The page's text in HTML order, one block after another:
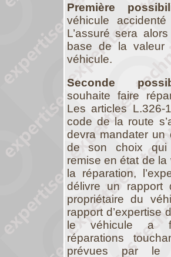
Première
véhicule
L’assuré sera
base de la valeur
véhicule.
Seconde
souhaite faire
Les articles L.326-
code de la route
devra mandater un
de son choix
remise en état de la
la réparation,
délivre un rapport
propriétaire du
rapport d’expertise
le véhicule a
réparations
prévues par le